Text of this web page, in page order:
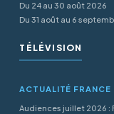
Du 24 au 30 août 2026
Du 31 août au 6
TÉLÉVISION
ACTUALITÉ FRANCE
Audiences juillet 2026 :